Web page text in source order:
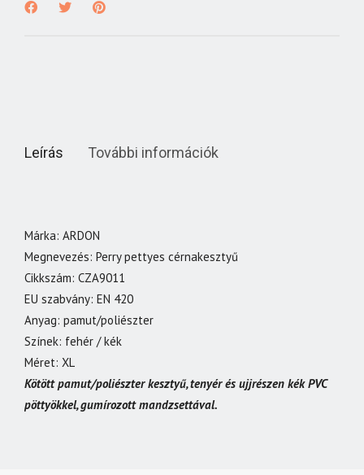
Leírás További információk
Márka: ARDON
Megnevezés: Perry pettyes cérnakesztyű
Cikkszám: CZA9011
EU szabvány: EN 420
Anyag: pamut/poliészter
Színek: fehér / kék
Méret: XL
Kötött pamut/poliészter kesztyű, tenyér és ujjrészen kék PVC
pöttyökkel, gumírozott mandzsettával.